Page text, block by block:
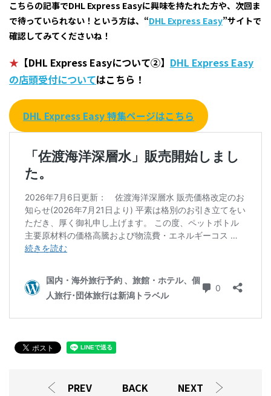
こちらの記事でDHL Express Easyに興味を持たれた方や、次回ま
で待っていられない！という方は、“DHL Express Easy”サイトで
確認してみてくださいね！
★ 【DHL Express Easyについて②】 DHL Express Easy
の店頭受付についてはこちら！
DHL Express Easy 特集ページはこちら
PREV BACK NEXT